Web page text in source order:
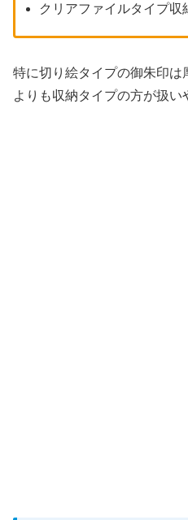
クリアファイルタイプ収
特に切り絵タイプの御朱印
よりも収納タイプの方が扱い